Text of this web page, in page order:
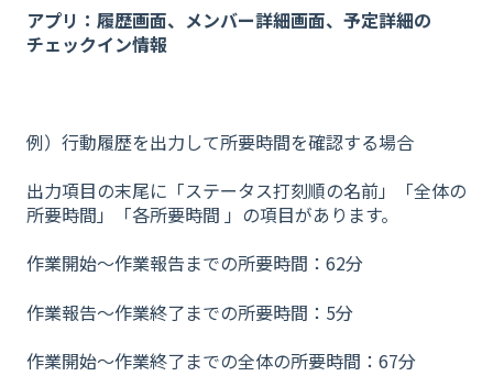
アプリ：履歴画面、メンバー詳細画面、予定詳細の
チェックイン情報
例）行動履歴を出力して所要時間を確認する場合
出力項目の末尾に「ステータス打刻順の名前」「全体の
所要時間」「各所要時間 」の項目があります。
作業開始〜作業報告までの所要時間：62分
作業報告〜作業終了までの所要時間：5分
作業開始〜作業終了までの全体の所要時間：67分